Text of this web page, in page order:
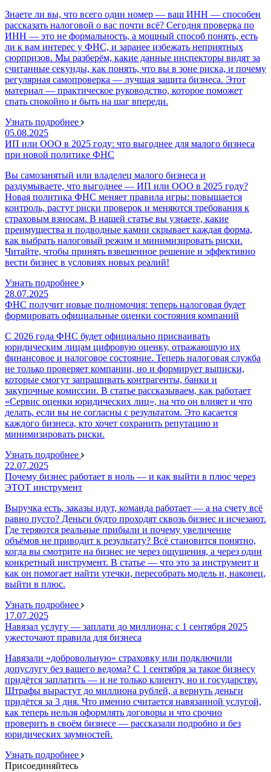
Знаете ли вы, что всего один номер — ваш ИНН — способен
рассказать налоговой о вас почти всё? Сегодня проверка по
ИНН — это не формальность, а мощный способ понять, есть
ли к вам интерес у ФНС, и заранее избежать неприятных
сюрпризов. Мы разберём, какие данные инспекторы видят за
считанные секунды, как понять, что вы в зоне риска, и почему
регулярная самопроверка — лучшая защита бизнеса. Этот
материал — практическое руководство, которое поможет
спать спокойно и быть на шаг впереди.
Узнать подробнее
05.08.2025
ИП или ООО в 2025 году: что выгоднее для малого бизнеса
при новой политике ФНС
Вы самозанятый или владелец малого бизнеса и
раздумываете, что выгоднее — ИП или ООО в 2025 году?
Новая политика ФНС меняет правила игры: повышается
контроль, растут риски проверок и меняются требования к
страховым взносам. В нашей статье вы узнаете, какие
преимущества и подводные камни скрывает каждая форма,
как выбрать налоговый режим и минимизировать риски.
Читайте, чтобы принять взвешенное решение и эффективно
вести бизнес в условиях новых реалий!
Узнать подробнее
28.07.2025
ФНС получит новые полномочия: теперь налоговая будет
формировать официальные оценки состояния компаний
С 2026 года ФНС будет официально присваивать
юридическим лицам цифровую оценку, отражающую их
финансовое и налоговое состояние. Теперь налоговая служба
не только проверяет компании, но и формирует выписки,
которые смогут запрашивать контрагенты, банки и
закупочные комиссии. В статье рассказываем, как работает
«Сервис оценки юридических лиц», на что он влияет и что
делать, если вы не согласны с результатом. Это касается
каждого бизнеса, кто хочет сохранить репутацию и
минимизировать риски.
Узнать подробнее
22.07.2025
Почему бизнес работает в ноль — и как выйти в плюс через
ЭТОТ инструмент
Выручка есть, заказы идут, команда работает — а на счету всё
равно пусто? Деньги будто проходят сквозь бизнес и исчезают.
Где теряются реальные прибыли и почему увеличение
объёмов не приводит к результату? Всё становится понятно,
когда вы смотрите на бизнес не через ощущения, а через один
конкретный инструмент. В статье — что это за инструмент и
как он помогает найти утечки, пересобрать модель и, наконец,
выйти в плюс.
Узнать подробнее
17.07.2025
Навязал услугу — заплати до миллиона: с 1 сентября 2025
ужесточают правила для бизнеса
Навязали «добровольную» страховку или подключили
допуслугу без вашего ведома? С 1 сентября за такое бизнесу
придётся заплатить — и не только клиенту, но и государству.
Штрафы вырастут до миллиона рублей, а вернуть деньги
придётся за 3 дня. Что именно считается навязанной услугой,
как теперь нельзя оформлять договоры и что срочно
проверить в своём бизнесе — рассказали подробно и без
юридических заумностей.
Узнать подробнее
Присоединяйтесь